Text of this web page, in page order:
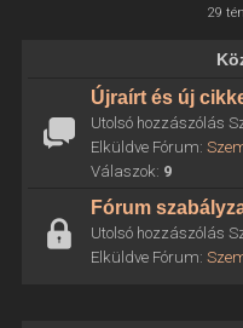
29
Újraírt és új
Utolsó hozzászólás
Elküldve Fórum:
Válaszok: 9
Fórum
Utolsó hozzászólás
Elküldve Fórum: